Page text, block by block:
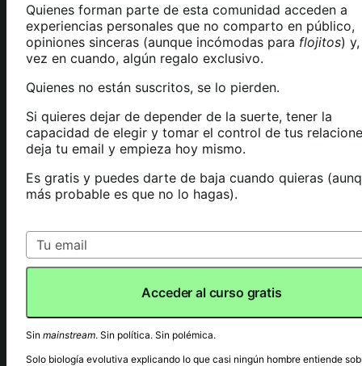
Quienes forman parte de esta comunidad acceden a
experiencias personales que no comparto en público,
opiniones sinceras (aunque incómodas para flojitos)
vez en cuando, algún regalo exclusivo.
Quienes no están suscritos, se lo pierden.
Si quieres dejar de depender de la suerte, tener la
capacidad de elegir y tomar el control de tus
deja tu email y empieza hoy mismo.
Es gratis y puedes darte de baja cuando quieras
más probable es que no lo hagas).
Acceder al curso gratis
Sin mainstream. Sin política. Sin polémica.
Solo biología evolutiva explicando lo que casi ningún hombre entiende